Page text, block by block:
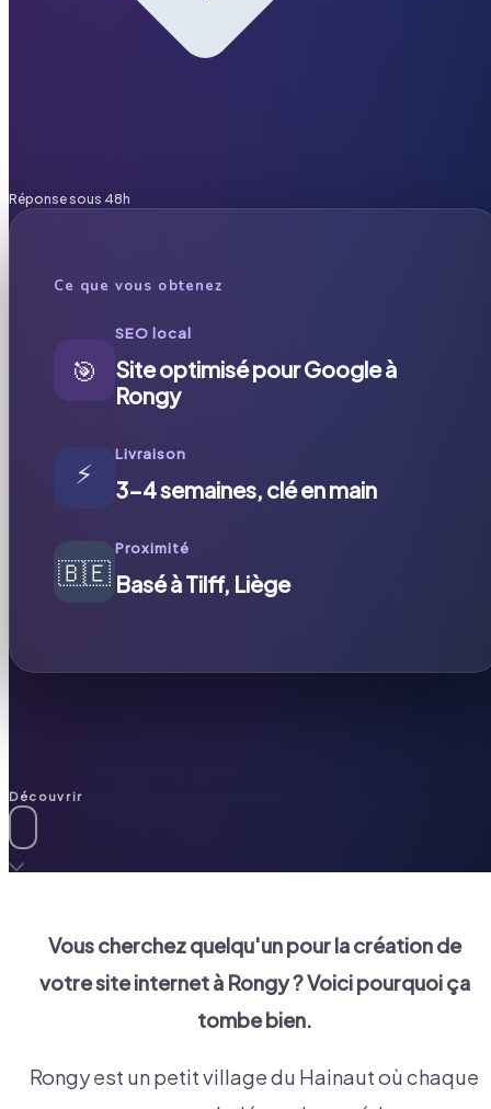
Réponse sous 48h
Ce que vous obtenez
🎯
SEO local
Site optimisé pour Google à
Rongy
⚡
Livraison
3-4 semaines, clé en main
🇧🇪
Proximité
Basé à Tilff, Liège
Découvrir
Vous cherchez quelqu'un pour la création de
votre site internet à Rongy? Voici pourquoi ça
tombe bien.
Rongy est un petit village du Hainaut où chaque